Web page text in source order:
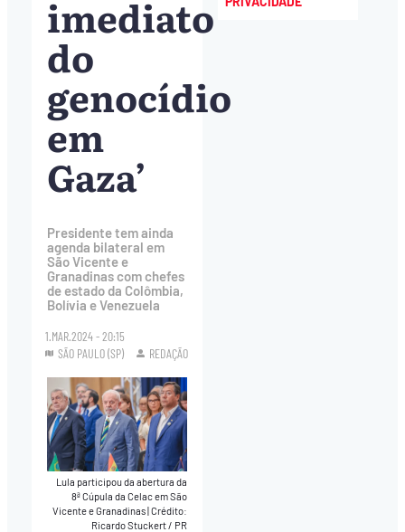
imediato
do
genocídio
em
Gaza’
Presidente tem ainda
agenda bilateral em
São Vicente e
Granadinas com chefes
de estado da Colômbia,
Bolívia e Venezuela
1.MAR.2024 - 20:15
SÃO PAULO (SP)
REDAÇÃO
Lula participou da abertura da
8ª Cúpula da Celac em São
Vicente e Granadinas|Crédito:
Ricardo Stuckert / PR